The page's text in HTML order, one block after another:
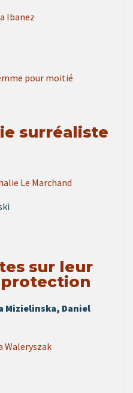
Ibanez
surréaliste
Le Marchand
sur leur
Mizielinska, Daniel
Waleryszak